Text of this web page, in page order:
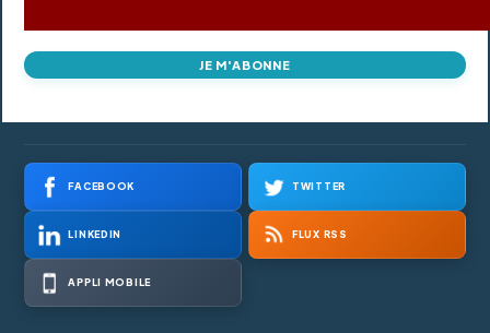
JE M'ABONNE
FACEBOOK TWITTER
LINKEDIN FLUX RSS
APPLI MOBILE